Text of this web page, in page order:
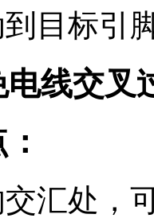
目标引
线交叉
汇处，